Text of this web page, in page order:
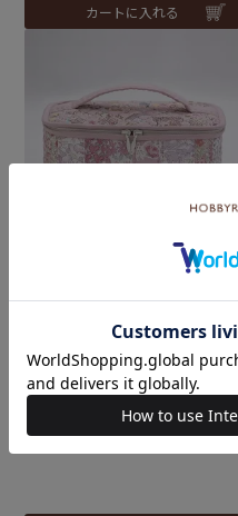
カートに入れる